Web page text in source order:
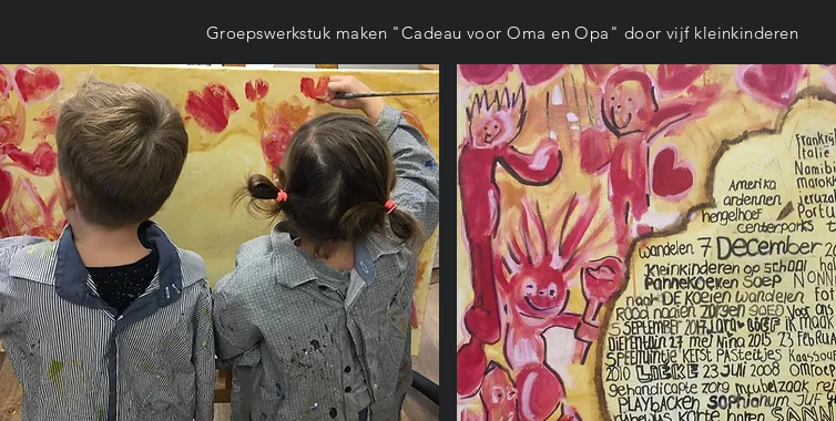
Groepswerkstuk maken "Cadeau voor Oma en Opa" door vijf kleinkinderen